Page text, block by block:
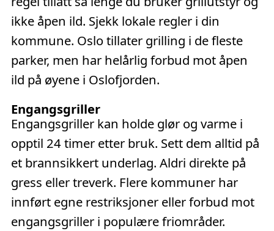
ikke åpen ild. Sjekk lokale regler i din
kommune. Oslo tillater grilling i de fleste
parker, men har helårlig forbud mot åpen
ild på øyene i Oslofjorden.
Engangsgriller
Engangsgriller kan holde glør og varme i
opptil 24 timer etter bruk. Sett dem alltid på
et brannsikkert underlag. Aldri direkte på
gress eller treverk. Flere kommuner har
innført egne restriksjoner eller forbud mot
engangsgriller i populære friområder.